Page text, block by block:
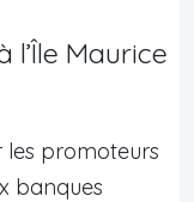
Maurice
promoteurs
banques